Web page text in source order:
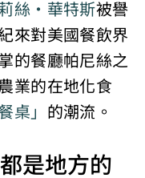
絲・華特斯被譽
來對美國餐飲界
的餐廳帕尼絲之
業的在地化食
」 的潮流。
是地方的